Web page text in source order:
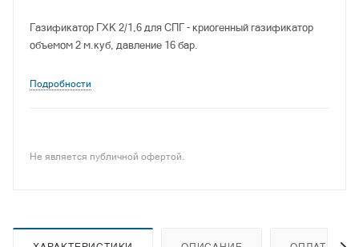
Газификатор ГХК 2/1,6 для СПГ - криогенный газификатор
объемом 2 м.куб, давление 16 бар.
Подробности
Не является публичной офертой.